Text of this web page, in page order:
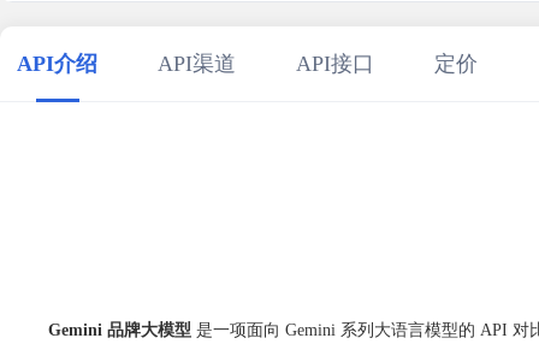
30
32
// 使用示例
aiGeminiBrand()
API介绍 API渠道 API接口 定价
Gemini 品牌大模型 是一项面向 Gemini 系列大语言模型的 API 对